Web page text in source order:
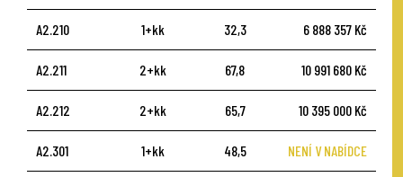
A2.210 1+kk 32,3 6 888 357 Kč
A2.211 2+kk 67,8 10 991 680 Kč
A2.212 2+kk 65,7 10 395 000 Kč
A2.301 1+kk 48,5 NENÍ V NABÍDCE